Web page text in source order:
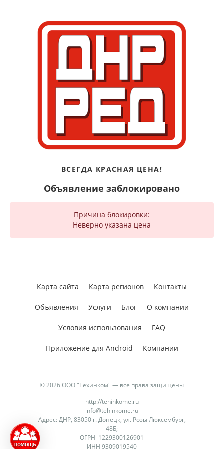
ВСЕГДА КРАСНАЯ ЦЕНА!
Объявление заблокировано
Причина блокировки:
Неверно указана цена
© 2026 ООО "Техинком" — все права защищены
http://tehinkome.ru
info@tehinkome.ru
Адрес: ДНР, 83050 г. Донецк, ул. Розы Люксембург,
48Б;
ОГРН 1229300126901
ИНН 9309019540
Карта сайта Карта регионов Контакты
Объявления Услуги Блог О компании
Условия использования FAQ
Приложение для Android Компании